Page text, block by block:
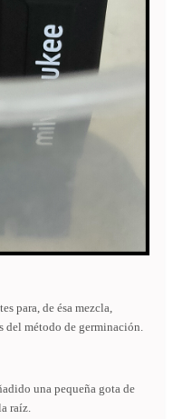
para, de ésa mezcla,
método de germinación.
una pequeña gota de
raíz.